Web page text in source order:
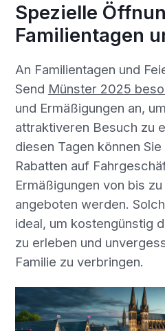
Spezielle
Familientagen
An Familientagen und
Send Münster 2025
und Ermäßigungen an,
attraktiveren Besuch zu
diesen Tagen können
Rabatten auf
Ermäßigungen von bis
angeboten werden.
ideal, um kostengünstig
zu erleben und
Familie zu verbringen.